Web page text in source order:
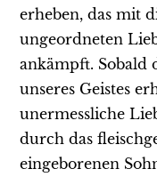
erheben, das mit
ungeordneten
ankämpft. Sobald
unseres Geistes
unermessliche
durch das
eingeborenen